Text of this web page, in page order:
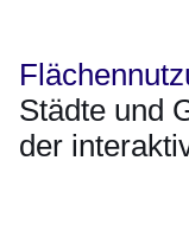
Städte und
der